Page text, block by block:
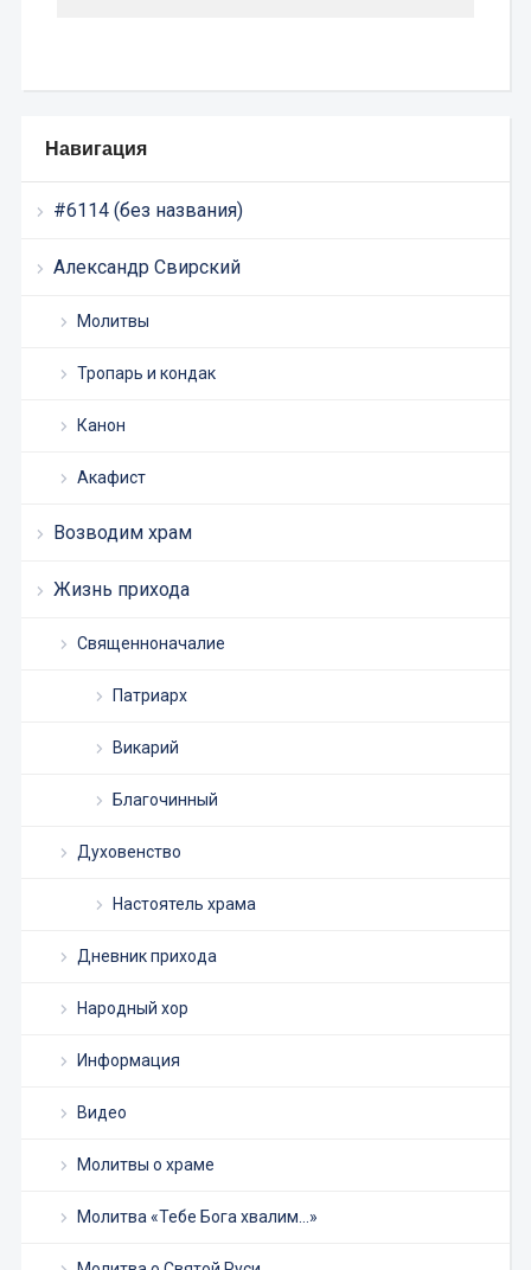
Навигация
#6114 (без названия)
Александр Свирский
Молитвы
Тропарь и кондак
Канон
Акафист
Возводим храм
Жизнь прихода
Священноначалие
Патриарх
Викарий
Благочинный
Духовенство
Настоятель храма
Дневник прихода
Народный хор
Информация
Видео
Молитвы о храме
Молитва «Тебе Бога хвалим…»